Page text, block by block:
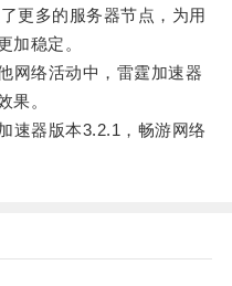
多的服务器节点，为用
加稳定。
络活动中，雷霆加速器
果。
器版本3.2.1，畅游网络